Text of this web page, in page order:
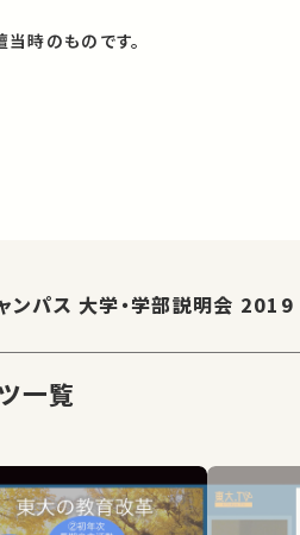
時のものです。
ンパス 大学・学部説明会 2019
一覧